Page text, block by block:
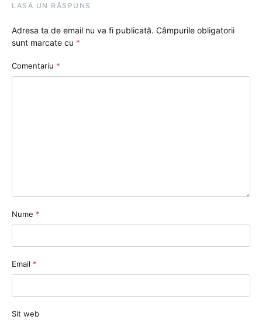
LASĂ UN RĂSPUNS
Adresa ta de email nu va fi publicată. Câmpurile obligatorii
sunt marcate cu *
Comentariu *
Nume *
Email *
Sit web